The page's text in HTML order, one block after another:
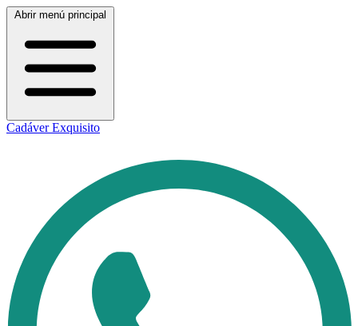
Abrir menú principal
Cadáver Exquisito